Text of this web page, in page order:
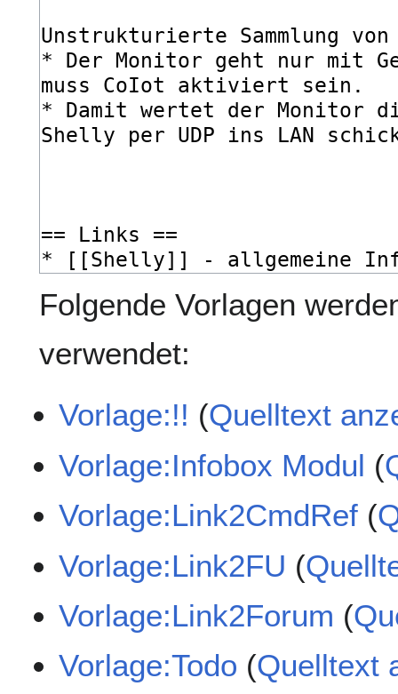
Folgende Vorlagen
verwendet:
Vorlage:!! (Quelltext
Vorlage:Infobox Modul (
Vorlage:Link2CmdRef (
Vorlage:Link2FU (
Vorlage:Link2Forum (
Vorlage:Todo (Quelltext